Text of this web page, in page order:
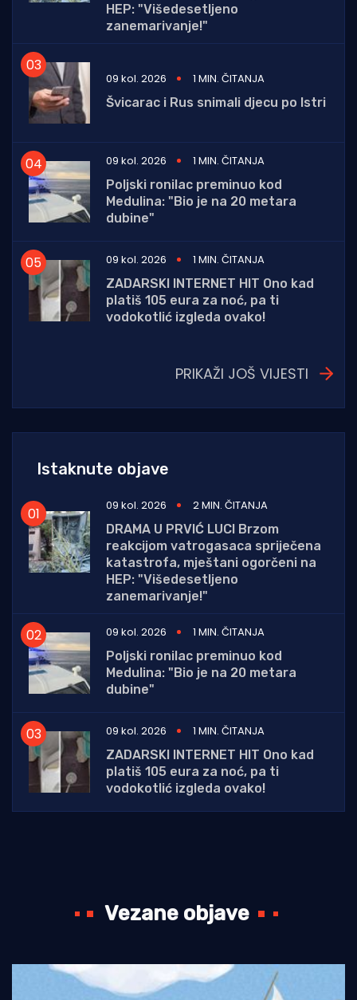
HEP: "Višedesetljeno
zanemarivanje!"
09 kol. 2026
1 MIN. ČITANJA
Švicarac i Rus snimali djecu po Istri
09 kol. 2026
1 MIN. ČITANJA
Poljski ronilac preminuo kod
Medulina: "Bio je na 20 metara
dubine"
09 kol. 2026
1 MIN. ČITANJA
ZADARSKI INTERNET HIT Ono kad
platiš 105 eura za noć, pa ti
vodokotlić izgleda ovako!
PRIKAŽI JOŠ VIJESTI
Istaknute objave
09 kol. 2026
2 MIN. ČITANJA
DRAMA U PRVIĆ LUCI Brzom
reakcijom vatrogasaca spriječena
katastrofa, mještani ogorčeni na
HEP: "Višedesetljeno
zanemarivanje!"
09 kol. 2026
1 MIN. ČITANJA
Poljski ronilac preminuo kod
Medulina: "Bio je na 20 metara
dubine"
09 kol. 2026
1 MIN. ČITANJA
ZADARSKI INTERNET HIT Ono kad
platiš 105 eura za noć, pa ti
vodokotlić izgleda ovako!
Vezane objave